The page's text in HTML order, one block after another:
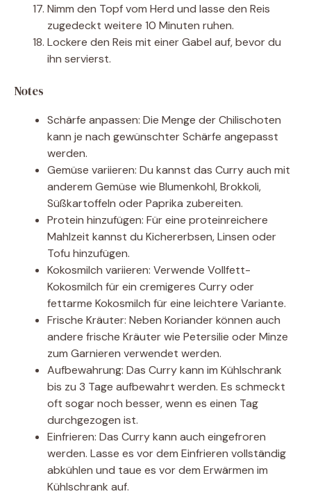
Nimm den Topf vom Herd und lasse den Reis
zugedeckt weitere 10 Minuten ruhen.
Lockere den Reis mit einer Gabel auf, bevor du
ihn servierst.
Notes
Schärfe anpassen: Die Menge der Chilischoten
kann je nach gewünschter Schärfe angepasst
werden.
Gemüse variieren: Du kannst das Curry auch mit
anderem Gemüse wie Blumenkohl, Brokkoli,
Süßkartoffeln oder Paprika zubereiten.
Protein hinzufügen: Für eine proteinreichere
Mahlzeit kannst du Kichererbsen, Linsen oder
Tofu hinzufügen.
Kokosmilch variieren: Verwende Vollfett-
Kokosmilch für ein cremigeres Curry oder
fettarme Kokosmilch für eine leichtere Variante.
Frische Kräuter: Neben Koriander können auch
andere frische Kräuter wie Petersilie oder Minze
zum Garnieren verwendet werden.
Aufbewahrung: Das Curry kann im Kühlschrank
bis zu 3 Tage aufbewahrt werden. Es schmeckt
oft sogar noch besser, wenn es einen Tag
durchgezogen ist.
Einfrieren: Das Curry kann auch eingefroren
werden. Lasse es vor dem Einfrieren vollständig
abkühlen und taue es vor dem Erwärmen im
Kühlschrank auf.